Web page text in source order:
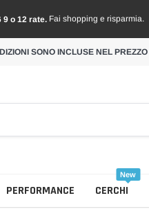
9 o 12 rate. Fai shopping e risparmia.
SONO INCLUSE NEL PREZZO
PERFORMANCE CERCHI
New